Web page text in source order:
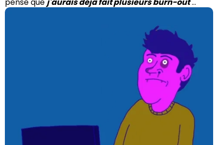
pense quej'aurais déjà fait plusieurs burn-out...